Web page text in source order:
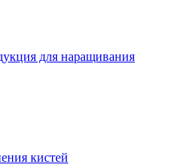
для наращивания
кистей